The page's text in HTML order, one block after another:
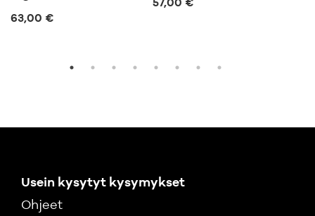
63,00 €
57,00 €
Usein kysytyt kysymykset
Ohjeet